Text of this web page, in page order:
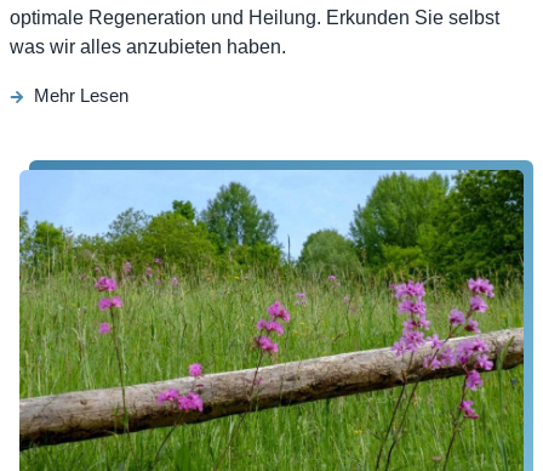
optimale Regeneration und Heilung. Erkunden Sie selbst
was wir alles anzubieten haben.
Mehr Lesen